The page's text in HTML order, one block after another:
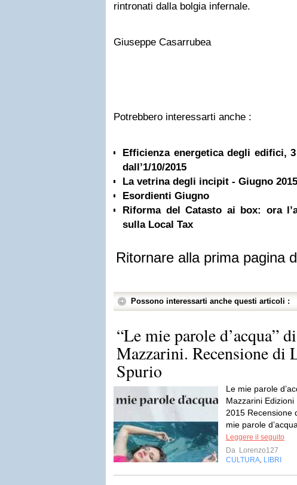
rintronati dalla bolgia infernale.
Giuseppe Casarrubea
Potrebbero interessarti anche :
Efficienza energetica degli edifici,
dall’1/10/2015
La vetrina degli incipit - Giugno 2015
Esordienti Giugno
Riforma del Catasto ai box: ora
sulla Local Tax
Ritornare alla prima pagina
Possono interessarti anche questi articoli :
“Le mie parole d’acqua”
Mazzarini. Recensione di
Spurio
Le mie parole
Mazzarini Edizioni
2015 Recensione
mie parole
Leggere il seguito
Da Lorenzo127
CULTURA LIBRI